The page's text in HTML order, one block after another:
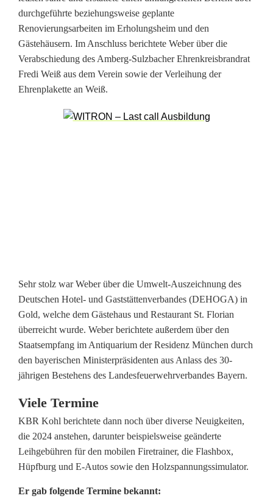
k
e
i
t
durchgeführte beziehungsweise geplante
Renovierungsarbeiten im Erholungsheim und den
Gästehäusern. Im Anschluss berichtete Weber über die
Verabschiedung des Amberg-Sulzbacher Ehrenkreisbrandrat
Fredi Weiß aus dem Verein sowie der Verleihung der
Ehrenplakette an Weiß.
Sehr stolz war Weber über die Umwelt-Auszeichnung des
Deutschen Hotel- und Gaststättenverbandes (DEHOGA) in
Gold, welche dem Gästehaus und Restaurant St. Florian
überreicht wurde. Weber berichtete außerdem über den
Staatsempfang im Antiquarium der Residenz München durch
den bayerischen Ministerpräsidenten aus Anlass des 30-
jährigen Bestehens des Landesfeuerwehrverbandes Bayern.
Viele Termine
KBR Kohl berichtete dann noch über diverse Neuigkeiten,
die 2024 anstehen, darunter beispielsweise geänderte
Leihgebühren für den mobilen Firetrainer, die Flashbox,
Hüpfburg und E-Autos sowie den Holzspannungssimulator.
Er gab folgende Termine bekannt: